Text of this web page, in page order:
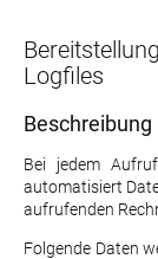
Logfiles
Bei jedem
automatisiert
aufrufenden
Folgende Daten